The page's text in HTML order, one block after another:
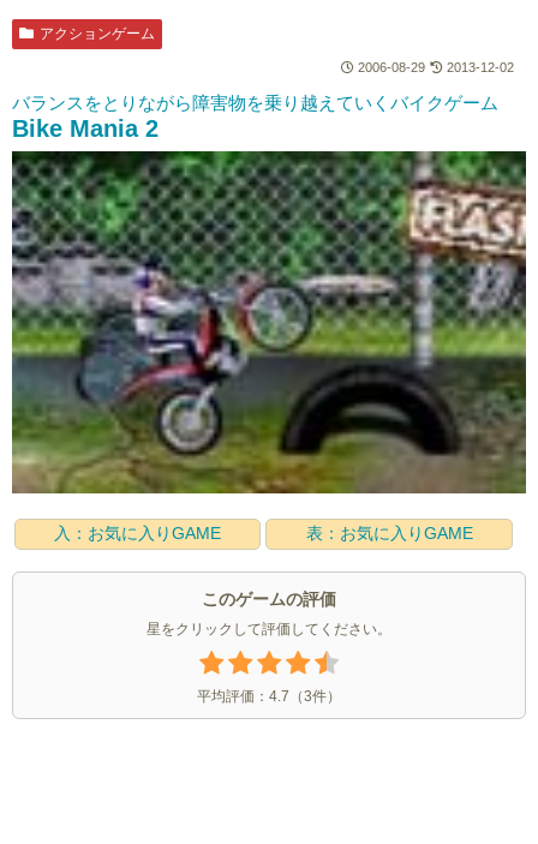
アクションゲーム
2006-08-29 2013-12-02
バランスをとりながら障害物を乗り越えていくバイクゲーム
Bike Mania 2
入：お気に入りGAME 表：お気に入りGAME
このゲームの評価
星をクリックして評価してください。
平均評価： 4.7 （3件）